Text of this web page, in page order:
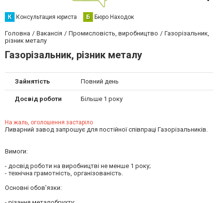
К Консультация юриста Б Бюро Находок
Головна Вакансія Промисловість, виробництво
Газорізальник,
різник металу
Газорізальник, різник металу
Зайнятість Повний день
Досвід роботи Більше 1 року
На жаль, оголошення застаріло
Ливарний завод запрошує для постійної співпраці Газорізальників.
Вимоги:
- досвід роботи на виробництві не менше 1 року;
- технічна грамотність, організованість.
Основні обов’язки: